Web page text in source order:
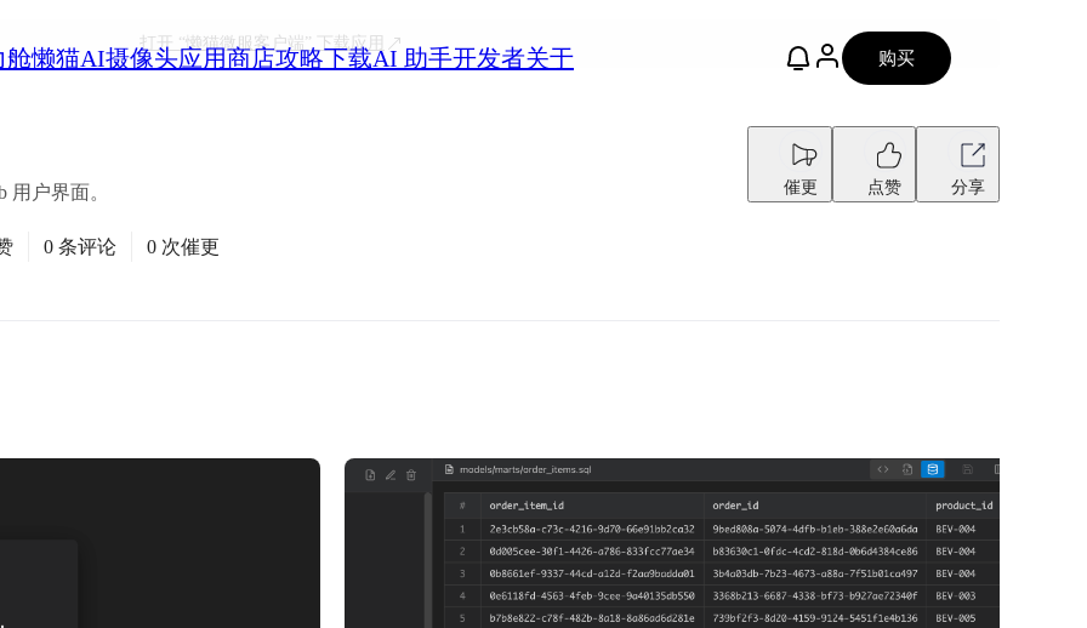
舱懒猫AI摄像头应用商店攻略下载AI 助手开发者关于 购买
打开 “懒猫微服客户端”下载应用
用户界面。 催更 点赞 分享
0 条评论 0 次催更